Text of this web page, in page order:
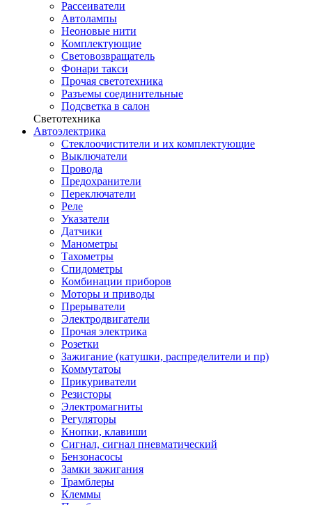
Рассеиватели
Автолампы
Неоновые нити
Комплектующие
Световозвращатель
Фонари такси
Прочая светотехника
Разъемы соединительные
Подсветка в салон
Светотехника
Автоэлектрика
Стеклоочистители и их комплектующие
Выключатели
Провода
Предохранители
Переключатели
Реле
Указатели
Датчики
Манометры
Тахометры
Спидометры
Комбинации приборов
Моторы и приводы
Прерыватели
Электродвигатели
Прочая электрика
Розетки
Зажигание (катушки, распределители и пр)
Коммутатоы
Прикуриватели
Резисторы
Электромагниты
Регуляторы
Кнопки, клавиши
Сигнал, сигнал пневматический
Бензонасосы
Замки зажигания
Трамблеры
Клеммы